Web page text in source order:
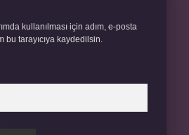
kullanılması için adım, e-posta
bu tarayıcıya kaydedilsin.